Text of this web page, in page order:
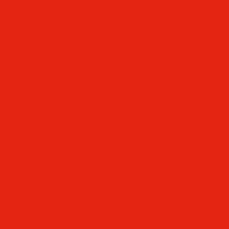
Warstwy zwierciadła. Poszerzanie wzorca
Ciało, płeć i wstyd komunisty. Na marginesie
Tajemnica późnej twórczości Elizy Orzeszkowej –
Dylematy modernistycznego indywidualizmu:
Literatura a strategia: relacje o wojnie 1920 roku
Narracja i aksjologia w tekstach polskiego hiphopu
Wolnomularska symbolika piramidy a filozofia
Inspiracje filozoficzne w młodopolskiej krytyce
Ugięcie fabuły. Twórczość Stanisława Lema pod
Tradycja europejska w oczach pozytywistów
Ironiczny "skok" stylu. Miciński i Witkacy pomiędzy
Sienkiewicz a środowisko warszawskie – pomiędzy
Judeofobia, antysemityzm, ariocentryzm: kryzys